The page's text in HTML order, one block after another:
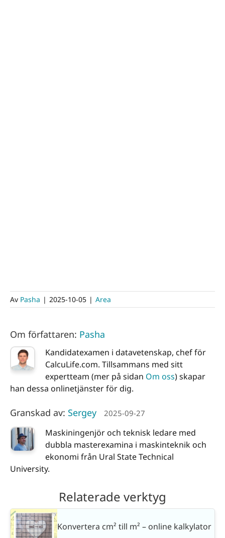
Av Pasha | 2025-10-05 | Area
Om författaren: Pasha
Kandidatexamen i datavetenskap, chef för
CalcuLife.com. Tillsammans med sitt
expertteam (mer på sidan Om oss) skapar
han dessa onlinetjänster för dig.
Granskad av: Sergey 2025-09-27
Maskiningenjör och teknisk ledare med
dubbla masterexamina i maskinteknik och
ekonomi från Ural State Technical
University.
Relaterade verktyg
Konvertera cm² till m² – online kalkylator